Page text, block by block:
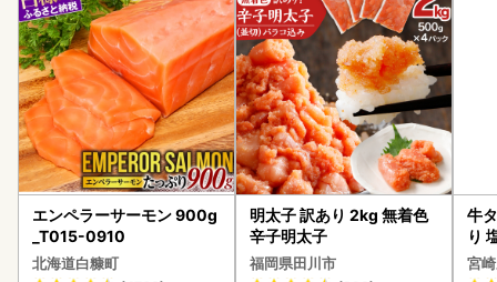
エンペラーサーモン 900g
_T015-0910
北海道白糠町
明太子 訳あり 2kg 無着色
辛子明太子
福岡県田川市
牛
り
宮